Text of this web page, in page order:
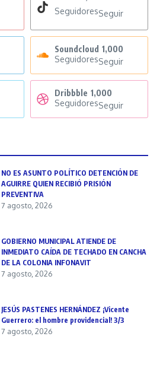
SeguidoresSeguir
Soundcloud 1,000
SeguidoresSeguir
Dribbble 1,000
SeguidoresSeguir
NO ES ASUNTO POLÍTICO DETENCIÓN DE
AGUIRRE QUIEN RECIBIÓ PRISIÓN
PREVENTIVA
7 agosto, 2026
GOBIERNO MUNICIPAL ATIENDE DE
INMEDIATO CAÍDA DE TECHADO EN CANCHA
DE LA COLONIA INFONAVIT
7 agosto, 2026
JESÚS PASTENES HERNÁNDEZ ¡Vicente
Guerrero: el hombre providencial! 3/3
7 agosto, 2026